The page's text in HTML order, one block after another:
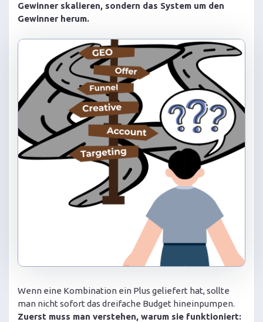
Gewinner skalieren, sondern das System um den
Gewinner herum.
Wenn eine Kombination ein Plus geliefert hat, sollte
man nicht sofort das dreifache Budget hineinpumpen.
Zuerst muss man verstehen, warum sie funktioniert: